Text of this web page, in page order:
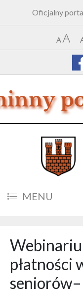
Oficjalny
MENU
płatności